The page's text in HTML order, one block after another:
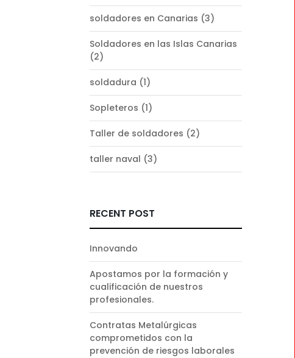
soldadores en Canarias (3)
Soldadores en las Islas Canarias
(2)
soldadura (1)
Sopleteros (1)
Taller de soldadores (2)
taller naval (3)
RECENT POST
Innovando
Apostamos por la formación y
cualificación de nuestros
profesionales.
Contratas Metalúrgicas
comprometidos con la
prevención de riesgos laborales